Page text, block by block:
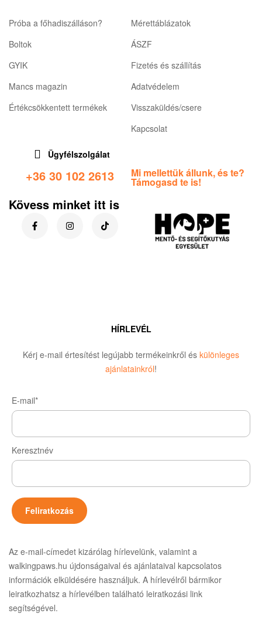
Próba a főhadiszálláson?
Boltok
GYIK
Mancs magazin
Értékcsökkentett termékek
Ügyfélszolgálat
+36 30 102 2613
Kövess minket itt is
Mérettáblázatok
ÁSZF
Fizetés és szállítás
Adatvédelem
Visszaküldés/csere
Kapcsolat
Mi mellettük állunk, és te?
Támogasd te is!
HÍRLEVÉL
Kérj e-mail értesítést legújabb termékeinkről és különleges
ajánlatainkról!
E-mail*
Keresztnév
Az e-mail-címedet kizárólag hírlevelünk, valamint a
walkingpaws.hu újdonságaival és ajánlataival kapcsolatos
információk elküldésére használjuk. A hírlevélről bármikor
leiratkozhatsz a hírlevélben található leiratkozási link
segítségével.